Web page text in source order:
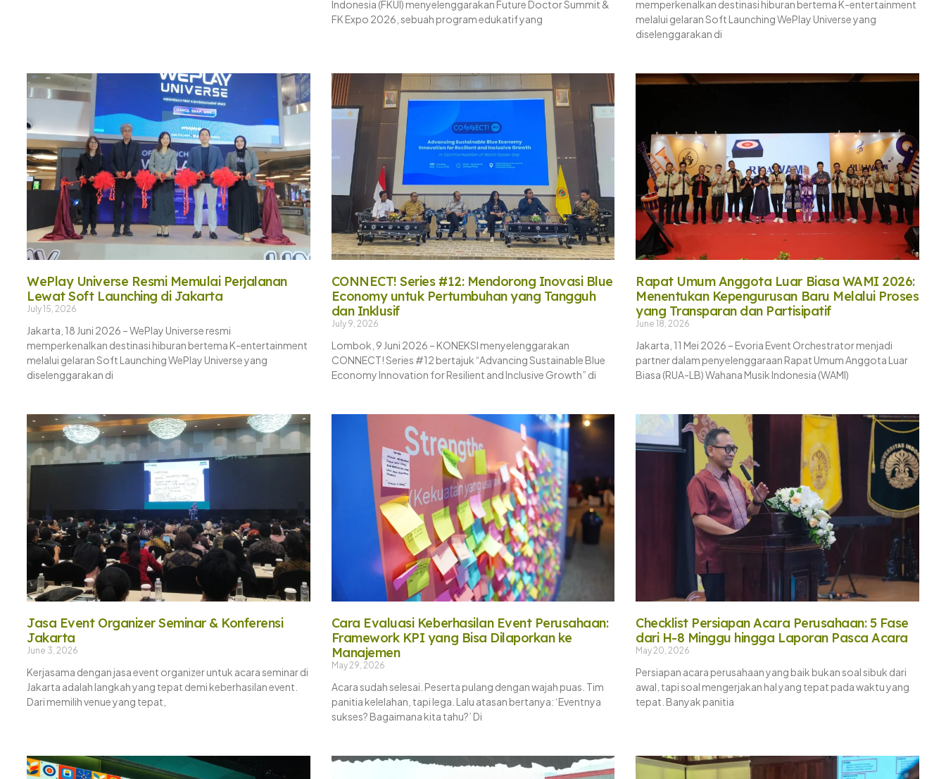
Indonesia (FKUI) menyelenggarakan Future Doctor Summit &
FK Expo 2026, sebuah program edukatif yang
memperkenalkan destinasi hiburan bertema K-entertainment
melalui gelaran Soft Launching WePlay Universe yang
diselenggarakan di
WePlay Universe Resmi Memulai Perjalanan
Lewat Soft Launching di Jakarta
July 15, 2026
Jakarta, 18 Juni 2026 – WePlay Universe resmi
memperkenalkan destinasi hiburan bertema K-entertainment
melalui gelaran Soft Launching WePlay Universe yang
diselenggarakan di
CONNECT! Series #12: Mendorong Inovasi Blue
Economy untuk Pertumbuhan yang Tangguh
dan Inklusif
July 9, 2026
Lombok, 9 Juni 2026 – KONEKSI menyelenggarakan
CONNECT! Series #12 bertajuk “Advancing Sustainable Blue
Economy Innovation for Resilient and Inclusive Growth” di
Rapat Umum Anggota Luar Biasa WAMI 2026:
Menentukan Kepengurusan Baru Melalui Proses
yang Transparan dan Partisipatif
June 18, 2026
Jakarta, 11 Mei 2026 – Evoria Event Orchestrator menjadi
partner dalam penyelenggaraan Rapat Umum Anggota Luar
Biasa (RUA-LB) Wahana Musik Indonesia (WAMI)
Jasa Event Organizer Seminar & Konferensi
Jakarta
June 3, 2026
Kerjasama dengan jasa event organizer untuk acara seminar di
Jakarta adalah langkah yang tepat demi keberhasilan event.
Dari memilih venue yang tepat,
Cara Evaluasi Keberhasilan Event Perusahaan:
Framework KPI yang Bisa Dilaporkan ke
Manajemen
May 29, 2026
Acara sudah selesai. Peserta pulang dengan wajah puas. Tim
panitia kelelahan, tapi lega. Lalu atasan bertanya: ‘Eventnya
sukses? Bagaimana kita tahu?’ Di
Checklist Persiapan Acara Perusahaan: 5 Fase
dari H-8 Minggu hingga Laporan Pasca Acara
May 20, 2026
Persiapan acara perusahaan yang baik bukan soal sibuk dari
awal, tapi soal mengerjakan hal yang tepat pada waktu yang
tepat. Banyak panitia